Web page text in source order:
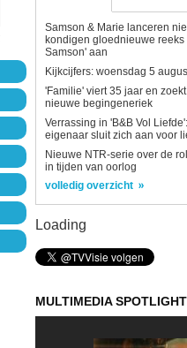
Samson & Marie lanceren
kondigen gloednieuwe reeks
Samson' aan
Kijkcijfers: woensdag 5
'Familie' viert 35 jaar en
nieuwe begingeneriek
Verrassing in 'B&B Vol
eigenaar sluit zich aan voor
Nieuwe NTR-serie over de
in tijden van oorlog
volledig overzicht
Loading
MULTIMEDIA SPOTLIGHT